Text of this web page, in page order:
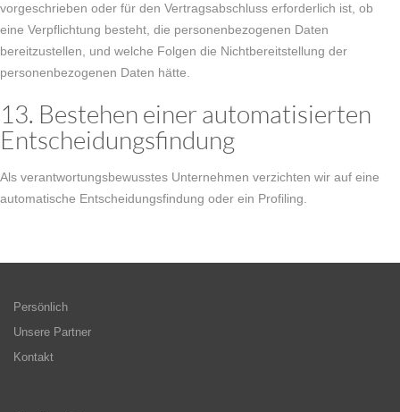
vorgeschrieben oder für den Vertragsabschluss erforderlich ist, ob
eine Verpflichtung besteht, die personenbezogenen Daten
bereitzustellen, und welche Folgen die Nichtbereitstellung der
personenbezogenen Daten hätte.
13. Bestehen einer automatisierten
Entscheidungsfindung
Als verantwortungsbewusstes Unternehmen verzichten wir auf eine
automatische Entscheidungsfindung oder ein Profiling.
Persönlich
Unsere Partner
Kontakt